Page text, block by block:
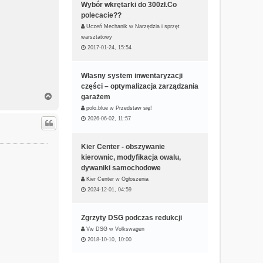
g
r
Wybór wkrętarki do 300zł.Co
polecacie??
Uczeń Mechanik w Narzędzia i sprzęt
warsztatowy
2017-01-24, 15:54
Własny system inwentaryzacji
części – optymalizacja zarządzania
garażem
polo.blue w Przedstaw się!
2026-06-02, 11:57
Kier Center - obszywanie
kierownic, modyfikacja owalu,
dywaniki samochodowe
Kier Center w Ogłoszenia
2024-12-01, 04:59
Zgrzyty DSG podczas redukcji
Vw DSG w Volkswagen
2018-10-10, 10:00